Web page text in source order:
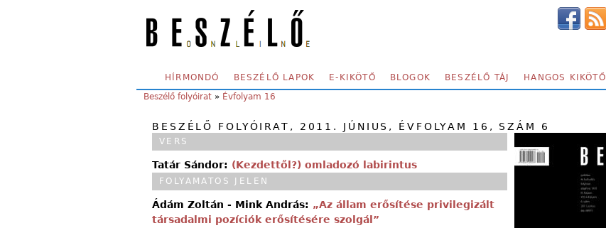
SECONDARY MENU
HÍRMONDÓ BESZÉLŐ LAPOK E-KIKÖTŐ BLOGOK BESZÉLŐ TÁJ HANGOS KIKÖTŐ
YOU ARE HERE:
Beszélő folyóirat » Évfolyam 16
BESZÉLŐ FOLYÓIRAT, 2011. JÚNIUS, ÉVFOLYAM 16, SZÁM 6
VERS
Tatár Sándor: (Kezdettől?) omladozó labirintus
FOLYAMATOS JELEN
Ádám Zoltán - Mink András: „Az állam erősítése privilegizált
társadalmi pozíciók erősítésére szolgál”